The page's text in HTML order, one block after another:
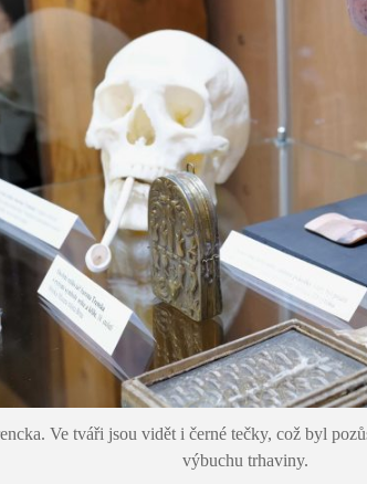
Ve tváři jsou vidět i černé tečky, což byl
výbuchu trhaviny.